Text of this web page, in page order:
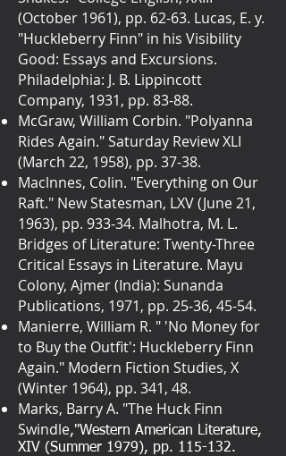
(October 1961), pp. 62-63. Lucas, E. y.
"Huckleberry Finn" in his Visibility
Good: Essays and Excursions.
Philadelphia: J. B. Lippincott
Company, 1931, pp. 83-88.
McGraw, William Corbin. "Polyanna
Rides Again." Saturday Review XLI
(March 22, 1958), pp. 37-38.
Maclnnes, Colin. "Everything on Our
Raft." New Statesman, LXV (June 21,
1963), pp. 933-34. Malhotra, M. L.
Bridges of Literature: Twenty-Three
Critical Essays in Literature. Mayu
Colony, Ajmer (India): Sunanda
Publications, 1971, pp. 25-36, 45-54.
Manierre, William R. " 'No Money for
to Buy the Outfit': Huckleberry Finn
Again." Modern Fiction Studies, X
(Winter 1964), pp. 341, 48.
Marks, Barry A. "The Huck Finn
Swindle,"Western American Literature,
XIV (Summer 1979), pp. 115-132.